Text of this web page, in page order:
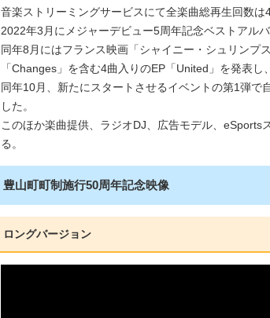
音楽ストリーミングサービスにて全楽曲総再生回数は
2022年3月にメジャーデビュー5周年記念ベストアル
同年8月にはフランス映画「シャイニー・シュリンプ
「Changes」を含む4曲入りのEP「United」を発表
同年10月、新たにスタートさせるイベントの第1弾
した。
このほか楽曲提供、ラジオDJ、広告モデル、
る。
豊山町町制施行50周年記念映像
ロングバージョン